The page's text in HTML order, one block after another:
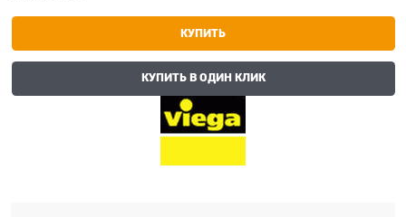
КУПИТЬ
КУПИТЬ В ОДИН КЛИК